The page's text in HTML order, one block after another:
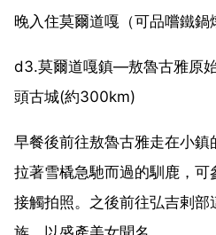
晚入住莫爾道嘎（可品嚐鐵鍋
d3.莫爾道嘎鎮—敖魯古雅原
頭古城(約300km)
早餐後前往敖魯古雅走在小
拉著雪橇急馳而過的馴鹿，
接觸拍照。之後前往弘吉剌